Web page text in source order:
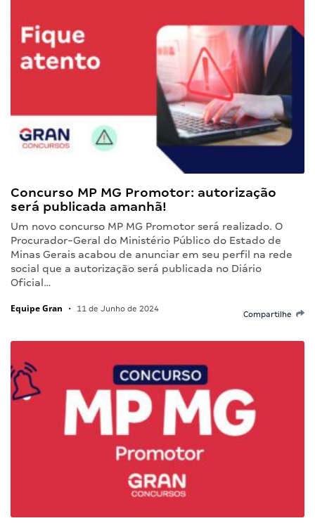
Concurso MP MG Promotor: autorização
será publicada amanhã!
Um novo concurso MP MG Promotor será realizado. O
Procurador-Geral do Ministério Público do Estado de
Minas Gerais acabou de anunciar em seu perfil na rede
social que a autorização será publicada no Diário
Oficial…
Equipe Gran • 11 de Junho de 2024
Compartilhe